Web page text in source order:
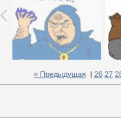
« Предыдущая 26 27